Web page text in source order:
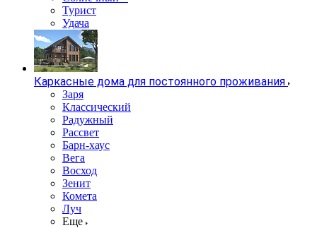
Турист
Удача
Каркасные дома для постоянного проживания
Заря
Классический
Радужный
Рассвет
Барн-хаус
Вега
Восход
Зенит
Комета
Луч
Еще